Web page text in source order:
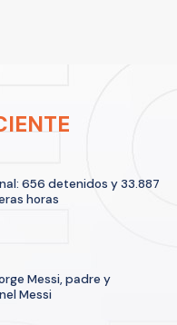
656 detenidos y 33.887
horas
Messi, padre y
Messi